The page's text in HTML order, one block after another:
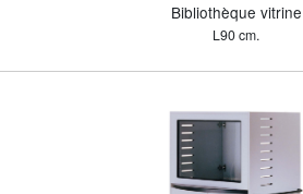
Bibliothèque vitrine
L90 cm.